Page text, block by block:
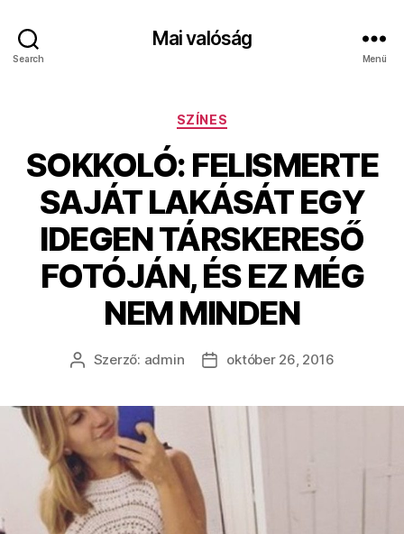
Search
Mai valóság
Menü
Kategóriák
SZÍNES
SOKKOLÓ: FELISMERTE
SAJÁT LAKÁSÁT EGY
IDEGEN TÁRSKERESŐ
FOTÓJÁN, ÉS EZ MÉG
NEM MINDEN
Bejegyzés
Szerző: admin
Bejegyzés
október 26, 2016